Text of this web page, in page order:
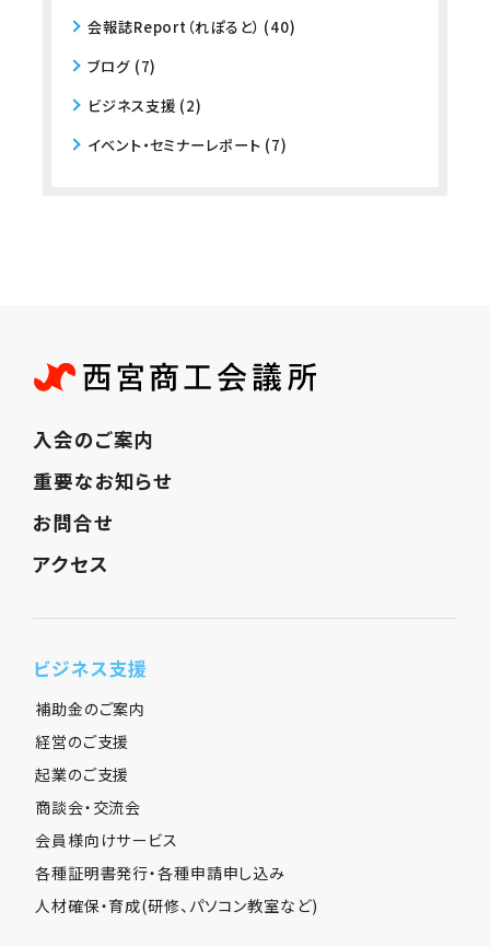
会報誌Report（れぽると） (40)
ブログ(7)
ビジネス支援 (2)
イベント・セミナーレポート (7)
入会のご案内
重要なお知らせ
お問合せ
アクセス
ビジネス支援
補助金のご案内
経営のご支援
起業のご支援
商談会・交流会
会員様向けサービス
各種証明書発行・各種申請申し込み
人材確保・育成(研修、パソコン教室など)